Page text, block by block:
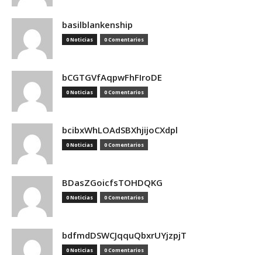
basilblankenship
0 Noticias 0 Comentarios
bCGTGVfAqpwFhFIroDE
0 Noticias 0 Comentarios
bcibxWhLOAdSBXhjijoCXdpl
0 Noticias 0 Comentarios
BDasZGoicfsTOHDQKG
0 Noticias 0 Comentarios
bdfmdDSWCJqquQbxrUYjzpjT
0 Noticias 0 Comentarios